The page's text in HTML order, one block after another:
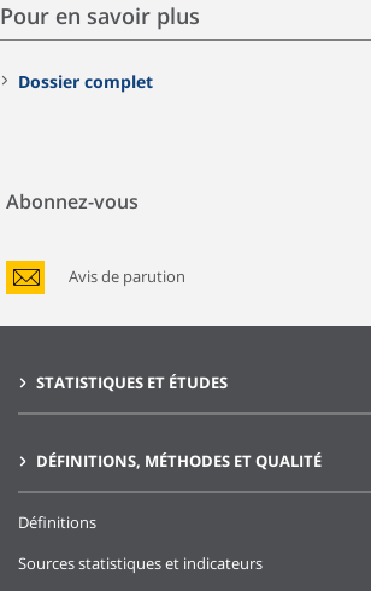
Pour en savoir plus
Dossier complet
Abonnez-vous
Avis de parution
STATISTIQUES ET ÉTUDES
DÉFINITIONS, MÉTHODES ET QUALITÉ
Définitions
Sources statistiques et indicateurs